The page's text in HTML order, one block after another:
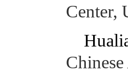
Center,